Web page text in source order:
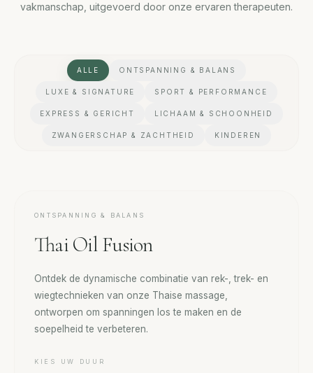
vakmanschap, uitgevoerd door onze ervaren therapeuten.
ALLE ONTSPANNING & BALANS
LUXE & SIGNATURE SPORT & PERFORMANCE
EXPRESS & GERICHT LICHAAM & SCHOONHEID
ZWANGERSCHAP & ZACHTHEID KINDEREN
ONTSPANNING & BALANS
Thai Oil Fusion
Ontdek de dynamische combinatie van rek-, trek- en
wiegtechnieken van onze Thaise massage,
ontworpen om spanningen los te maken en de
soepelheid te verbeteren.
KIES UW DUUR